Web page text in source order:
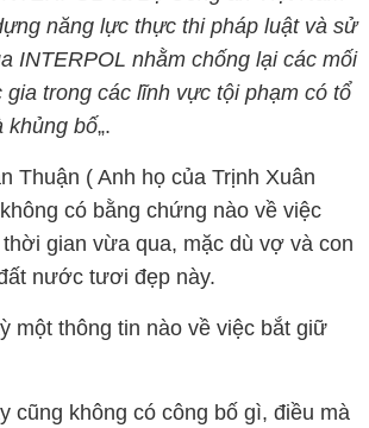
năng lực thực thi pháp luật và sử
INTERPOL nhằm chống lại các mối
trong các lĩnh vực tội phạm có tổ
khủng bố„.
Thuận ( Anh họ của Trịnh Xuân
có bằng chứng nào về việc
gian vừa qua, mặc dù vợ và con
nước tươi đẹp này.
một thông tin nào về việc bắt giữ
không có công bố gì, điều mà